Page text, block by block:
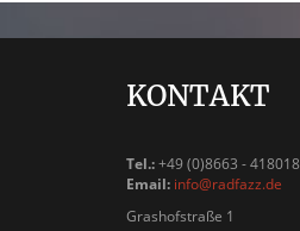
KONTAKT
Tel.:+49 (0)8663 - 418018
Email: info@radfazz.de
Grashofstraße 1